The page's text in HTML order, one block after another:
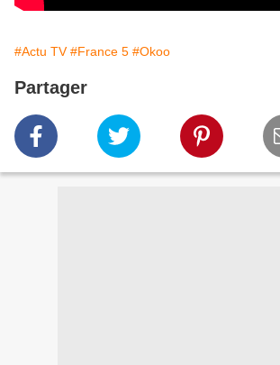
#Actu TV #France 5 #Okoo
Partager